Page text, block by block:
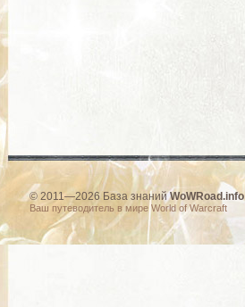
© 2011—2026 База знанийWoWRoad.info
Ваш путеводитель в мире World of Warcraft